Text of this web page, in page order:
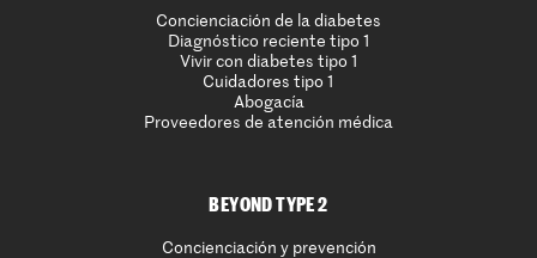
Concienciación de la diabetes
Diagnóstico reciente tipo 1
Vivir con diabetes tipo 1
Cuidadores tipo 1
Abogacía
Proveedores de atención médica
BEYOND TYPE 2
Concienciación y prevención